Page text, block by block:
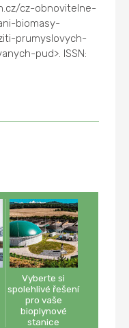
cz-obnovitelne-
biomasy-
prumyslovych-
pud>. ISSN:
Vyberte si
spolehlivé řešení
pro vaše
bioplynové
stanice